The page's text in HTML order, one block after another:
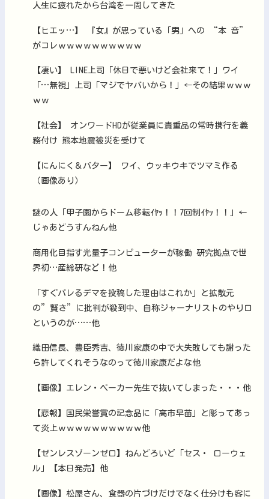
人生に疲れたから台湾を一周してきた
【ヒエッ…】 『女』が思っている「男」への “本 音”
がコレｗｗｗｗｗｗｗｗｗｗ
【凄い】 LINE上司「休日で悪いけど会社来て！」ワイ
「…無視」上司「マジでヤバいから！」←その結果ｗｗｗ
ｗｗ
【社会】 オンワードHDが従業員に貴重品の常時携行を義
務付け 熊本地震被災を受けて
【にんにく＆バター】 ワイ、ウッキウキでツマミ作る
（画像あり）
謎の人「甲子園からドーム移転ｲﾔｯ！！7回制ｲﾔｯ！！」←
じゃあどうすんねん他
商用化目指す光量子コンピューターが稼働 研究拠点で世
界初…産総研など！他
「すぐバレるデマを投稿した理由はこれか」と拡散元
の”賢さ”に批判が殺到中、自称ジャーナリストのやり口
というのが……他
織田信長、豊臣秀吉、徳川家康の中で大失敗しても謝った
ら許してくれそうなのって徳川家康だよな他
【画像】エレン・ベーカー先生で抜いてしまった・・・他
【悲報】国民栄誉賞の記念品に「高市早苗」と彫ってあっ
て炎上ｗｗｗｗｗｗｗｗｗｗ他
【ゼンレスゾーンゼロ】ねんどろいど「セス・ ローウェ
ル」【本日発売】他
【画像】松屋さん、食器の片づけだけでなく仕分けも客に